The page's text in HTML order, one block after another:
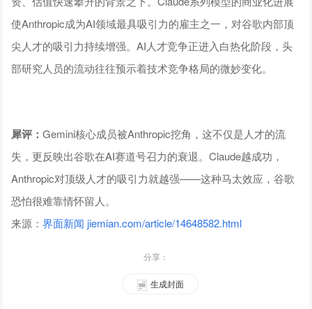
使Anthropic成为AI领域最具吸引力的雇主之一，对谷歌内部顶
尖人才的吸引力持续增强。AI人才竞争正进入白热化阶段，头
部研究人员的流动往往预示着技术竞争格局的微妙变化。
犀评：Gemini核心成员被Anthropic挖角，这不仅是人才的流
失，更反映出谷歌在AI赛道号召力的衰退。Claude越成功，
Anthropic对顶级人才的吸引力就越强——这种马太效应，谷歌
恐怕很难靠情怀留人。
来源：界面新闻 jiemian.com/article/14648582.html
分享：
生成封面